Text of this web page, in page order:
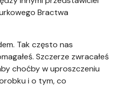
Bractwa
Tak często nas
Szczerze zwracałeś
choćby w uproszczeniu
i o tym, co